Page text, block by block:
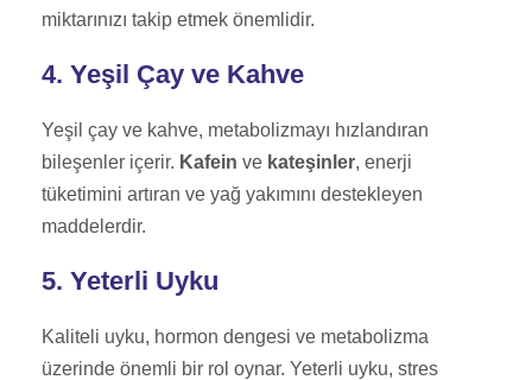
miktarınızı takip etmek önemlidir.
4. Yeşil Çay ve Kahve
Yeşil çay ve kahve, metabolizmayı hızlandıran
bileşenler içerir. Kafein ve kateşinler, enerji
tüketimini artıran ve yağ yakımını destekleyen
maddelerdir.
5. Yeterli Uyku
Kaliteli uyku, hormon dengesi ve metabolizma
üzerinde önemli bir rol oynar. Yeterli uyku, stres